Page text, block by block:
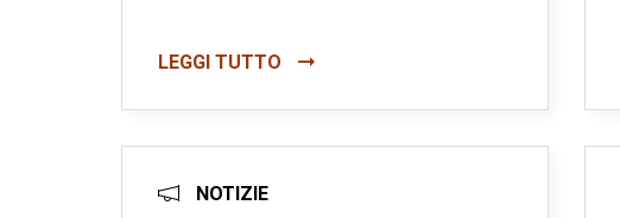
LEGGI TUTTO
NOTIZIE